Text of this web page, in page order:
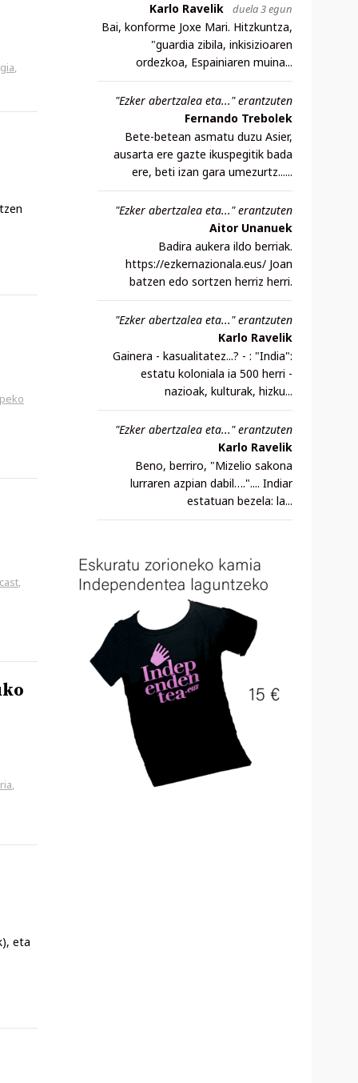
,
,
,
eta
Karlo Ravelik
duela 3 egun
Bai, konforme Joxe Mari. Hitzkuntza,
"guardia zibila, inkisizioaren
ordezkoa, Espainiaren muina...
"Ezker abertzalea eta..." erantzuten
Fernando Trebolek
Bete-betean asmatu duzu Asier,
ausarta ere gazte ikuspegitik bada
ere, beti izan gara umezurtz......
"Ezker abertzalea eta..." erantzuten
Aitor Unanuek
Badira aukera ildo berriak.
https://ezkernazionala.eus/ Joan
batzen edo sortzen herriz herri.
"Ezker abertzalea eta..." erantzuten
Karlo Ravelik
Gainera - kasualitatez...? - : "India":
estatu koloniala ia 500 herri -
nazioak, kulturak, hizku...
"Ezker abertzalea eta..." erantzuten
Karlo Ravelik
Beno, berriro, "Mizelio sakona
lurraren azpian dabil….".... Indiar
estatuan bezela: la...